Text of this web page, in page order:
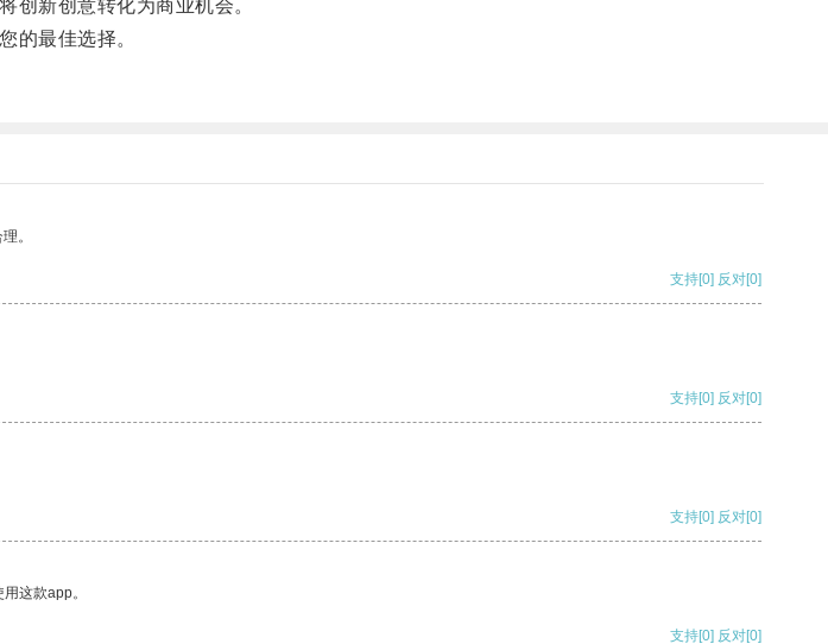
新创意转化为商业机会。
的最佳选择。
。
支持[0] 反对[0]
支持[0] 反对[0]
支持[0] 反对[0]
这款app。
支持[0] 反对[0]